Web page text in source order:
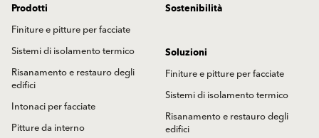
Prodotti
Finiture e pitture per facciate
Sistemi di isolamento termico
Risanamento e restauro degli
edifici
Intonaci per facciate
Pitture da interno
Sostenibilità
Soluzioni
Finiture e pitture per facciate
Sistemi di isolamento termico
Risanamento e restauro degli
edifici